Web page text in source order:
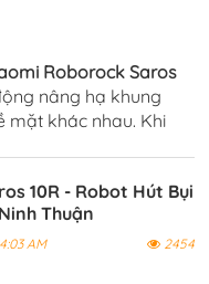
Roborock Saros
nâng hạ khung
mặt khác nhau. Khi
10R - Robot Hút Bụi
Thuận
AM 2454